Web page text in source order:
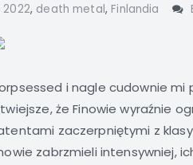
2022, death metal, Finlandia
i nagle cudownie mi
że Finowie wyraźnie
zaczerpniętymi z
zabrzmieli intensywniej,